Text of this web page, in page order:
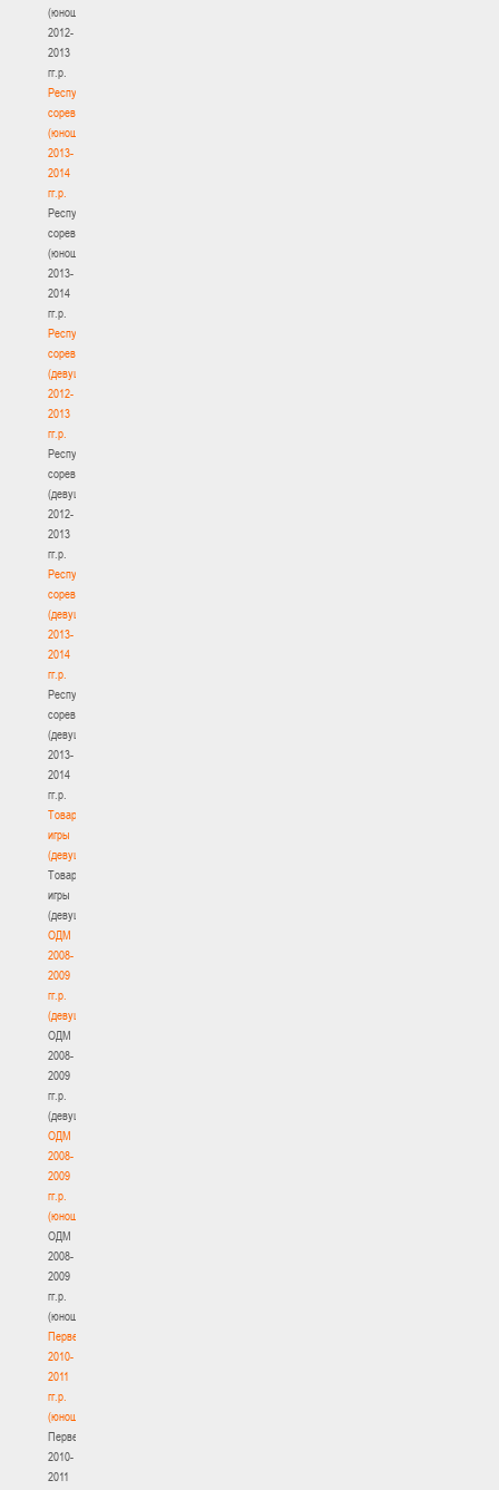
(юноши)
2012-
2013
гг.р.
Республиканские
соревнования
(юноши)
2013-
2014
гг.р.
Республиканские
соревнования
(юноши)
2013-
2014
гг.р.
Республиканские
соревнования
(девушки)
2012-
2013
гг.р.
Республиканские
соревнования
(девушки)
2012-
2013
гг.р.
Республиканские
соревнования
(девушки)
2013-
2014
гг.р.
Республиканские
соревнования
(девушки)
2013-
2014
гг.р.
Товарищеские
игры
(девушки)
Товарищеские
игры
(девушки)
ОДМ
2008-
2009
гг.р.
(девушки)
ОДМ
2008-
2009
гг.р.
(девушки)
ОДМ
2008-
2009
гг.р.
(юноши)
ОДМ
2008-
2009
гг.р.
(юноши)
Первенство
2010-
2011
гг.р.
(юноши)
Первенство
2010-
2011